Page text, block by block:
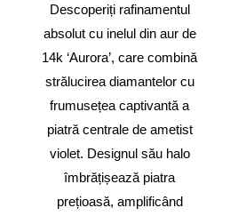
Descoperiți rafinamentul
absolut cu inelul din aur de
14k ‘Aurora’, care combină
strălucirea diamantelor cu
frumusețea captivantă a
piatră centrale de ametist
violet. Designul său halo
îmbrățișează piatra
prețioasă, amplificând